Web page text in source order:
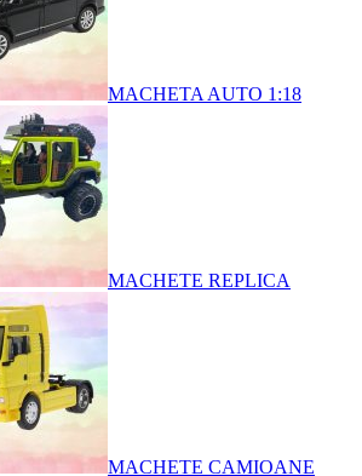
MACHETA AUTO 1:18
MACHETE REPLICA
MACHETE CAMIOANE